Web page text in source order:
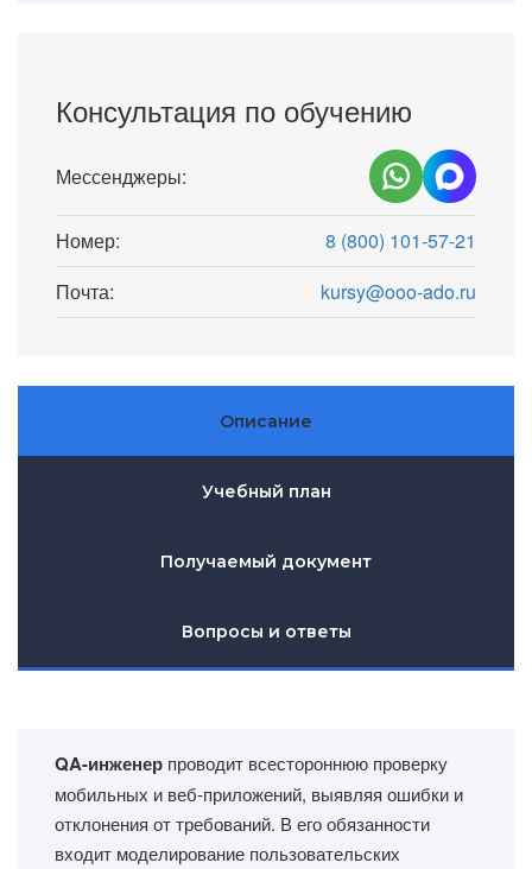
Консультация по обучению
Мессенджеры:
Номер:
8 (800) 101-57-21
Почта:
kursy@ooo-ado.ru
Описание
Учебный план
Получаемый документ
Вопросы и ответы
QA-инженер проводит всестороннюю проверку
мобильных и веб-приложений, выявляя ошибки и
отклонения от требований. В его обязанности
входит моделирование пользовательских